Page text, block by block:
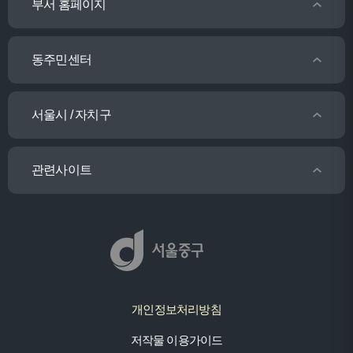
부서 홈페이지
동주민센터
서울시 / 자치구
관련사이트
개인정보처리방침
저작물 이용가이드